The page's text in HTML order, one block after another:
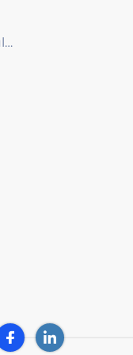
Máquina De Preenchimento De Cápsulas